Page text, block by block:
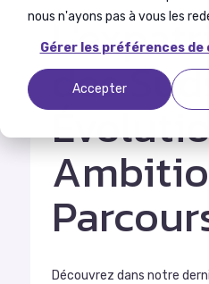
nous n'ayons pas à vous les
Gérer les préférences
Accepter
des
Découvrez dans notre